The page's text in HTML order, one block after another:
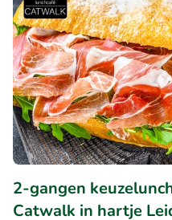
2-gangen
Catwalk in hartje